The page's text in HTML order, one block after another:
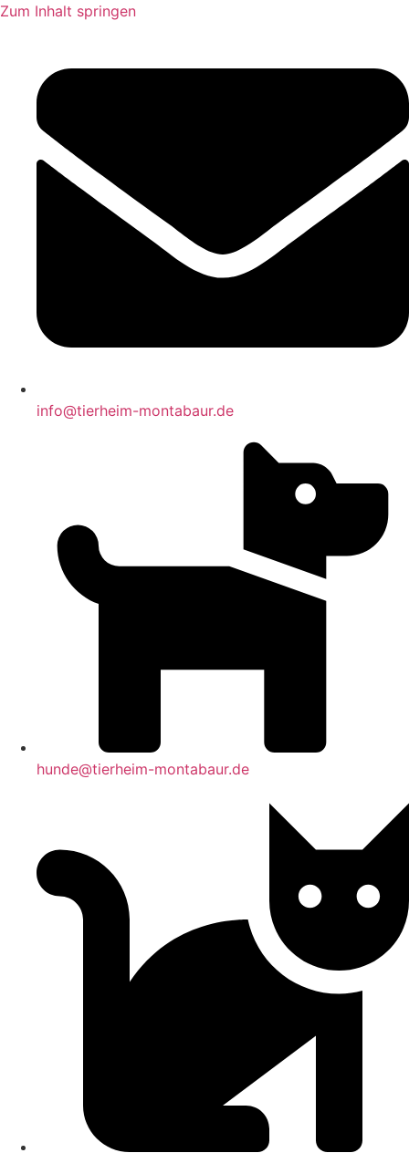
Zum Inhalt springen
info@tierheim-montabaur.de
hunde@tierheim-montabaur.de